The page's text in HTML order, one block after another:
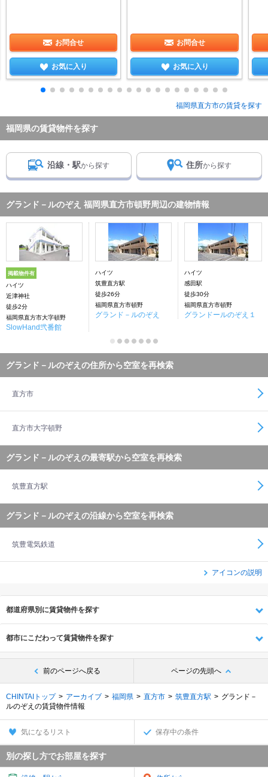
お問合せ
お気に入り
お問合せ
お気に入り
福岡県直方市の賃貸を探す
福岡県の賃貸物件を探す
沿線・駅から探す 住所から探す
グランド－ルのぞえ 福岡県直方市頓野周辺の建物情報
掲載物件有
ハイツ
近津神社
徒歩2分
福岡県直方市大字頓野
SlowHand弐番館
ハイツ
筑豊直方駅
徒歩26分
福岡県直方市頓野
グランド－ルのぞえ
ハイツ
感田駅
徒歩30分
福岡県直方市頓野
グランドールのぞえ１
グランド－ルのぞえの住所から空室を再検索
直方市
直方市大字頓野
グランド－ルのぞえの最寄駅から空室を再検索
筑豊直方駅
グランド－ルのぞえの沿線から空室を再検索
筑豊電気鉄道
アイコンの説明
都道府県別に賃貸物件を探す
都市にこだわって賃貸物件を探す
前のページへ戻る ページの先頭へ
CHINTAIトップ アーカイブ 福岡県 直方市 筑豊直方駅
グランド－
ルのぞえの賃貸物件情報
気になるリスト 保存中の条件
別の探し方でお部屋を探す